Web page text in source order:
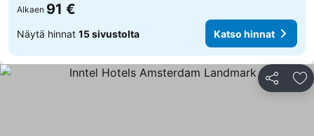
Alkaen 91 €
Näytä hinnat 15 sivustolta Katso hinnat
Jaa